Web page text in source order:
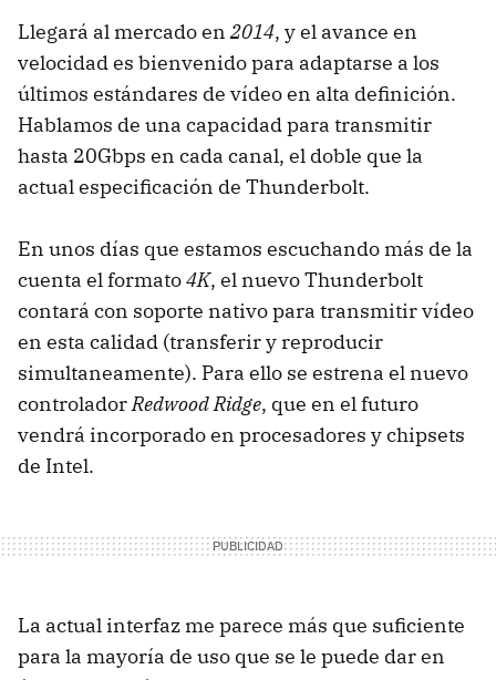
Llegará al mercado en2014, y el avance en
velocidad es bienvenido para adaptarse a los
últimos estándares de vídeo en alta definición.
Hablamos de una capacidad para transmitir
hasta 20Gbps en cada canal, el doble que la
actual especificación de Thunderbolt.
En unos días que estamos escuchando más de la
cuenta el formato4K, el nuevo Thunderbolt
contará con soporte nativo para transmitir vídeo
en esta calidad (transferir y reproducir
simultaneamente). Para ello se estrena el nuevo
controladorRedwood Ridge, que en el futuro
vendrá incorporado en procesadores y chipsets
de Intel.
La actual interfaz me parece más que suficiente
para la mayoría de uso que se le puede dar en